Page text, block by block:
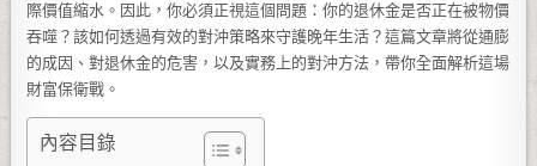
際價值縮水。因此，你必須正視這個問題：你的退休金是否正在被物價
吞噬？該如何透過有效的對沖策略來守護晚年生活？這篇文章將從通膨
的成因、對退休金的危害，以及實務上的對沖方法，帶你全面解析這場
財富保衛戰。
內容目錄